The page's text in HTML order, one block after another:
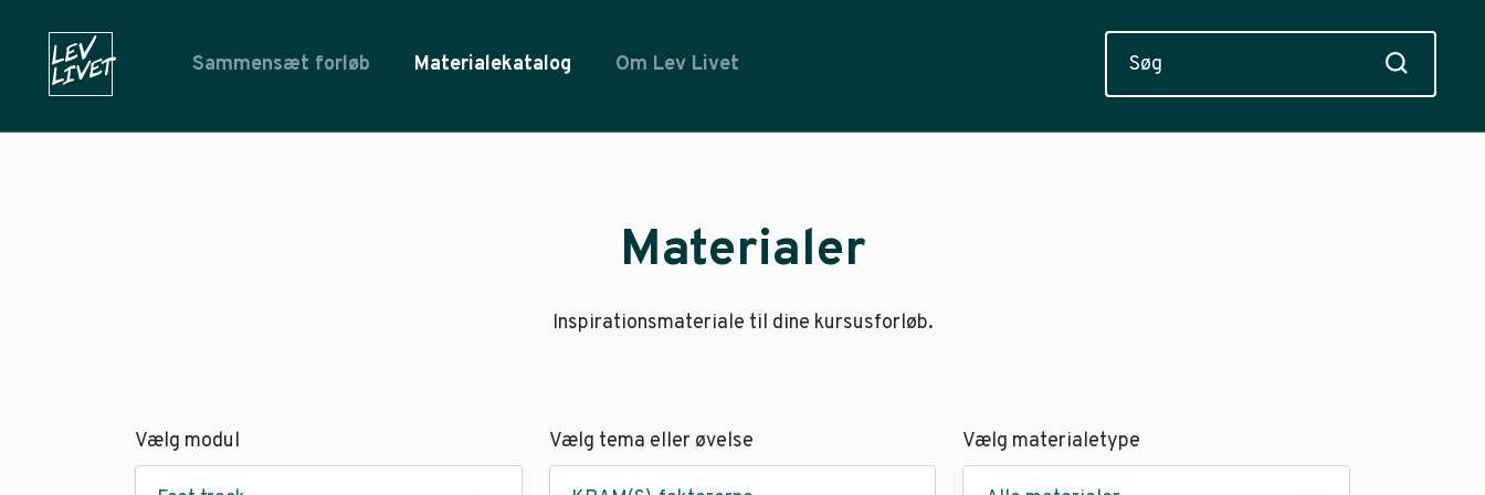
Sammensæt forløb Materialekatalog Om Lev Livet
Materialer
Inspirationsmateriale til dine kursusforløb.
Vælg modul Vælg tema eller øvelse Vælg materialetype